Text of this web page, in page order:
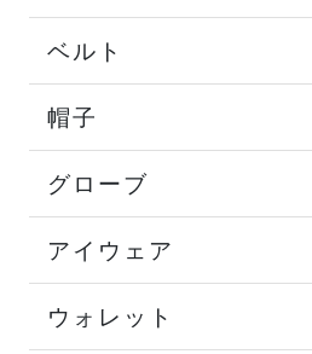
ベルト
帽子
グローブ
アイウェア
ウォレット